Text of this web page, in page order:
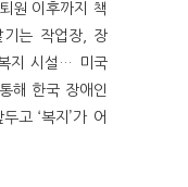
원 이후까지 책
기는 작업장, 장
지 시설… 미국
해 한국 장애인
고 ‘복지’가 어